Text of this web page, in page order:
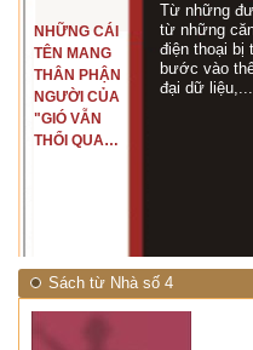
NHỮNG CÁI
TÊN MANG
THÂN PHẬN
NGƯỜI CỦA
"GIÓ VẪN
THỔI QUA
Từ những
từ những
điện thoại bị
bước vào
đại dữ
Sách từ Nhà số 4